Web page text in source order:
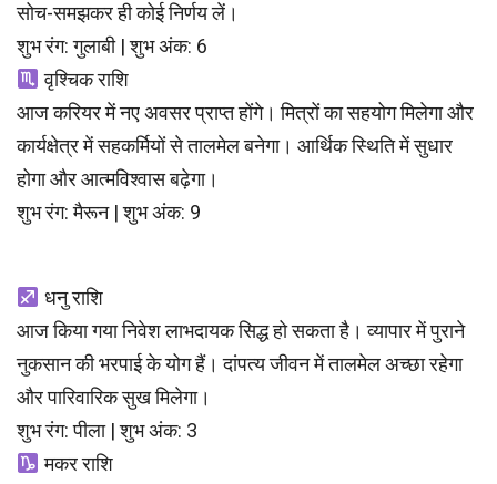
सोच-समझकर ही कोई निर्णय लें।
शुभ रंग: गुलाबी | शुभ अंक: 6
वृश्चिक राशि
आज करियर में नए अवसर प्राप्त होंगे। मित्रों का सहयोग मिलेगा और
कार्यक्षेत्र में सहकर्मियों से तालमेल बनेगा। आर्थिक स्थिति में सुधार
होगा और आत्मविश्वास बढ़ेगा।
शुभ रंग: मैरून | शुभ अंक: 9
धनु राशि
आज किया गया निवेश लाभदायक सिद्ध हो सकता है। व्यापार में पुराने
नुकसान की भरपाई के योग हैं। दांपत्य जीवन में तालमेल अच्छा रहेगा
और पारिवारिक सुख मिलेगा।
शुभ रंग: पीला | शुभ अंक: 3
मकर राशि